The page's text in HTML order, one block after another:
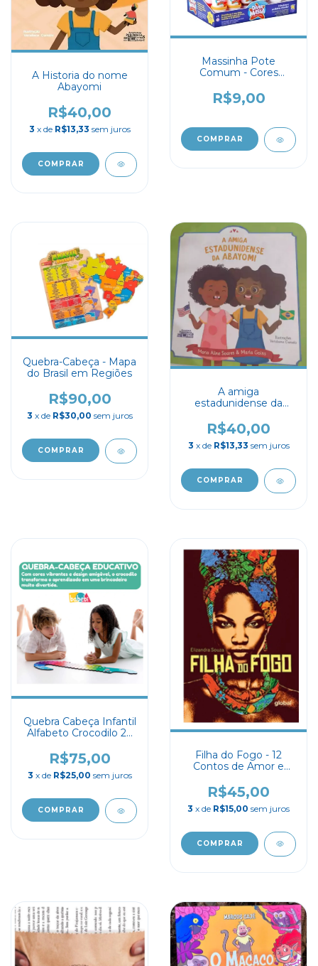
A Historia do nome
Abayomi
R$40,00
3 x de R$13,33 sem juros
Massinha Pote
Comum - Cores
R$9,00
Quebra-Cabeça - Mapa
do Brasil em Regiões
R$90,00
3 x de R$30,00 sem juros
A amiga
estadunidense da
R$40,00
3 x de R$13,33 sem juros
Quebra Cabeça Infantil
Alfabeto Crocodilo 26
R$75,00
3 x de R$25,00 sem juros
Filha do Fogo - 12
Contos de Amor e
R$45,00
3 x de R$15,00 sem juros